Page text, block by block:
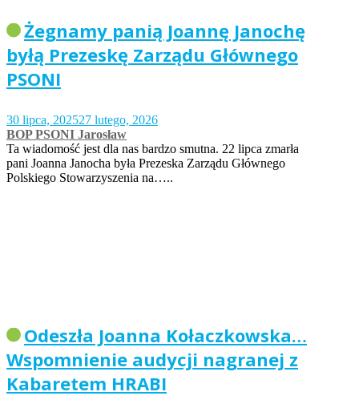
Żegnamy panią Joannę Janochę
byłą Prezeskę Zarządu Głównego
PSONI
30 lipca, 202527 lutego, 2026
BOP PSONI Jarosław
Ta wiadomość jest dla nas bardzo smutna. 22 lipca zmarła
pani Joanna Janocha była Prezeska Zarządu Głównego
Polskiego Stowarzyszenia na…..
Odeszła Joanna Kołaczkowska…
Wspomnienie audycji nagranej z
Kabaretem HRABI